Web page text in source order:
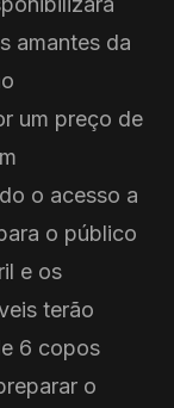
amantes da
um preço de
o acesso a
o público
e os
terão
6 copos
o